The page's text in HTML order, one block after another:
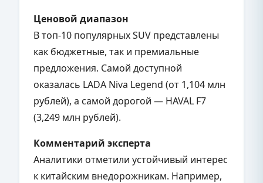
Ценовой диапазон
В топ-10 популярных SUV представлены
как бюджетные, так и премиальные
предложения. Самой доступной
оказалась LADA Niva Legend (от 1,104 млн
рублей), а самой дорогой — HAVAL F7
(3,249 млн рублей).
Комментарий эксперта
Аналитики отметили устойчивый интерес
к китайским внедорожникам. Например,